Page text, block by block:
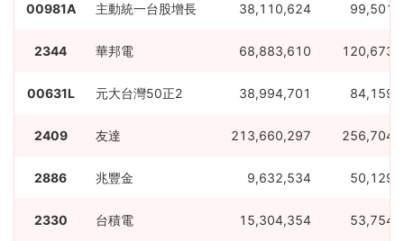
00981A 主動統一台股增長 38,110,624
2344 華邦電 68,883,610
00631L 元大台灣50正2 38,994,701
2409 友達 213,660,297
2886 兆豐金 9,632,534
2330 台積電 15,304,354